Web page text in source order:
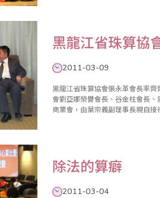
黑龍江省珠算協
2011-03-09
黑龍江省珠算協會張永革會長率
會劉亞娜榮譽會長、谷金柱會長
商業會，由葉宗義副理事長親自接待，雙方洽談甚為融洽。 葉
除法的算癖
2011-03-04